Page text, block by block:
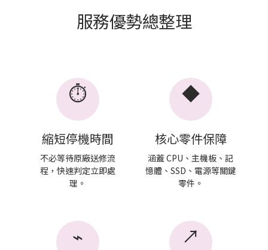
服務優勢總整理
⏱
縮短停機時間
不必等待原廠送修流
程，快速判定立即處
理。
◆
核心零件保障
涵蓋 CPU、主機板、記
憶體、SSD、電源等關鍵
零件。
⌁ ↗